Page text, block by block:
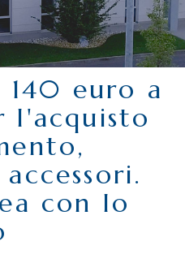
140 euro a
l'acquisto
con lo